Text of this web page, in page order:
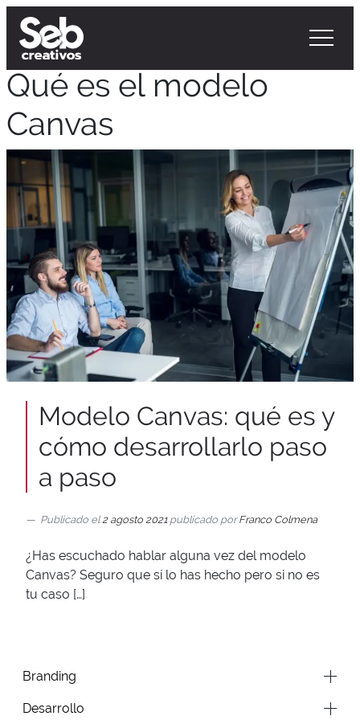
Qué es el modelo
Canvas
Modelo Canvas: qué es y
cómo desarrollarlo paso
a paso
Publicado el 2 agosto 2021publicado por Franco Colmena
¿Has escuchado hablar alguna vez del modelo
Canvas? Seguro que sí lo has hecho pero si no es
tu caso […]
Branding
Desarrollo